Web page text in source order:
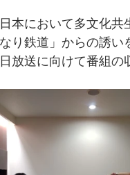
日本において多文化
なり鉄道」からの誘い
日放送に向けて番組の